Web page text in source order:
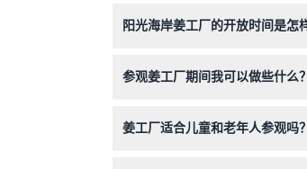
阳光海岸姜工厂的开放时间是怎
参观姜工厂期间我可以做些什么？
姜工厂适合儿童和老年人参观吗？